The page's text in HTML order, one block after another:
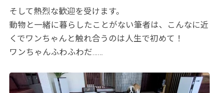
そして熱烈な歓迎を受けます。
動物と一緒に暮らしたことがない筆者は、こんなに近
くでワンちゃんと触れ合うのは人生で初めて！
ワンちゃんふわふわだ……